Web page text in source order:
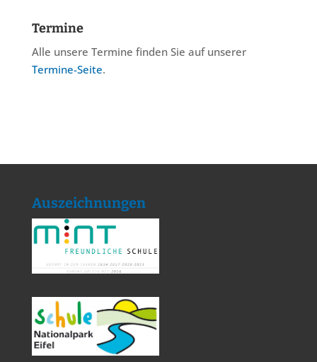
Termine
Alle unsere Termine finden Sie auf unserer
Termine-Seite.
Auszeichnungen